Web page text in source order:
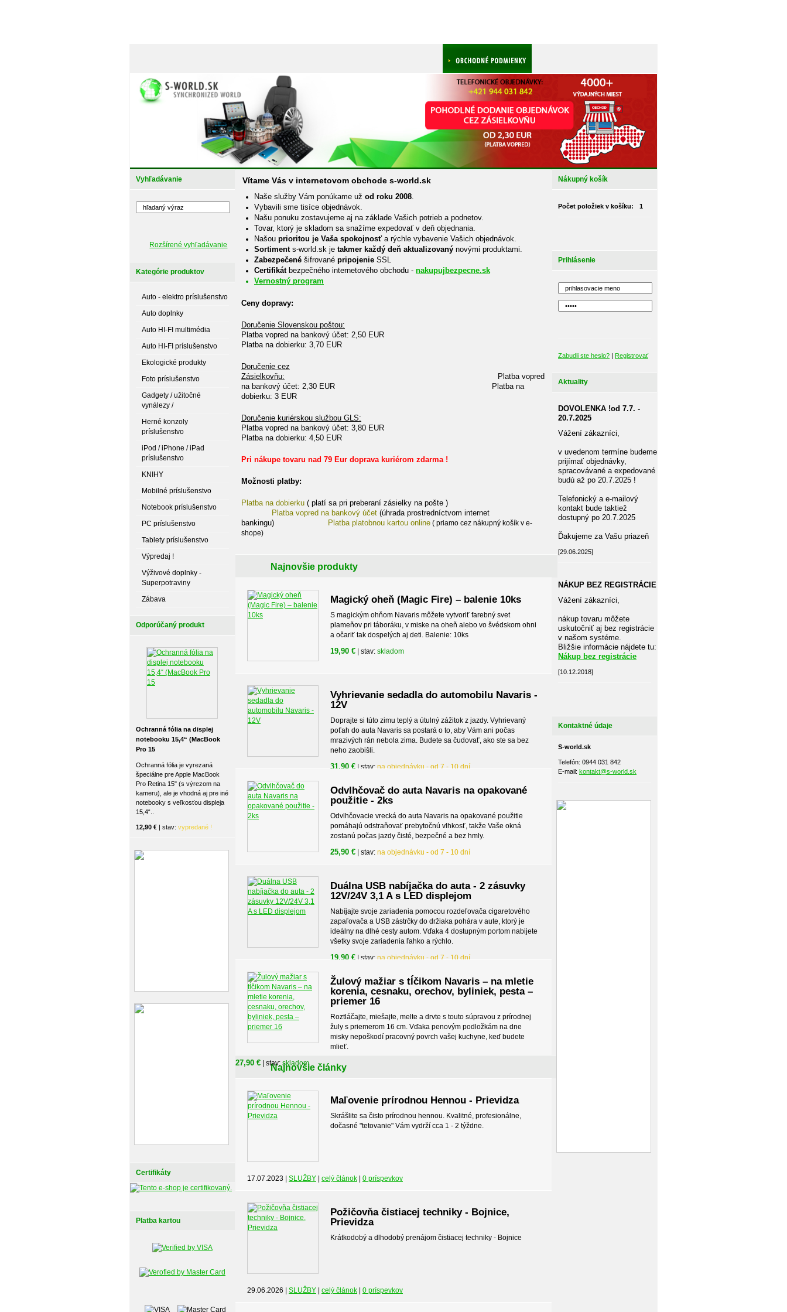
Vyhľadávanie
Rozšírené vyhľadávanie
Kategórie produktov
Auto - elektro príslušenstvo
Auto doplnky
Auto HI-FI multimédia
Auto HI-FI príslušenstvo
Ekologické produkty
Foto príslušenstvo
Gadgety / užitočné
vynálezy /
Herné konzoly
príslušenstvo
iPod / iPhone / iPad
príslušenstvo
KNIHY
Mobilné príslušenstvo
Notebook príslušenstvo
PC príslušenstvo
Tablety príslušenstvo
Výpredaj !
Výživové doplnky -
Superpotraviny
Zábava
Odporúčaný produkt
Ochranná fólia na displej
notebooku 15,4“ (MacBook
Pro 15
Ochranná fólia je vyrezaná
špeciálne pre Apple MacBook
Pro Retina 15" (s výrezom na
kameru), ale je vhodná aj pre iné
notebooky s veľkosťou displeja
15,4“..
12,90 € | stav: vypredané !
Certifikáty
Platba kartou
Vítame Vás v internetovom obchode s-world.sk
Naše služby Vám ponúkame už od roku 2008.
Vybavili sme tisíce objednávok.
Našu ponuku zostavujeme aj na základe Vašich potrieb a podnetov.
Tovar, ktorý je skladom sa snažíme expedovať v deň objednania.
Našou prioritou je Vaša spokojnosťa rýchle vybavenie Vašich objednávok.
Sortiments-world.sk je takmer každý deň aktualizovaný novými produktami.
Zabezpečené šifrované pripojenie SSL
Certifikátbezpečného internetového obchodu - nakupujbezpecne.sk
Vernostný program
Ceny dopravy:
Doručenie Slovenskou poštou:
Platba vopred na bankový účet: 2,50 EUR
Platba na dobierku: 3,70 EUR
Doručenie cez
Zásielkovňu:
Platba vopred
na bankový účet: 2,30 EUR Platba na
dobierku: 3 EUR
Doručenie kuriérskou službou GLS:
Platba vopred na bankový účet: 3,80 EUR
Platba na dobierku: 4,50 EUR
Pri nákupe tovaru nad 79 Eur doprava kuriérom zdarma !
Možnosti platby:
Platba na dobierku ( platí sa pri preberaní zásielky na pošte )
Platba vopred na bankový účet (úhrada prostredníctvom internet
bankingu)
Platba platobnou kartou online ( priamo cez nákupný košík v e-
shope)
Najnovšie produkty
Magický oheň (Magic Fire) – balenie 10ks
S magickým ohňom Navaris môžete vytvoriť farebný svet
plameňov pri táboráku, v miske na oheň alebo vo švédskom ohni
a očariť tak dospelých aj deti. Balenie: 10ks
19,90 € | stav: skladom
Vyhrievanie sedadla do automobilu Navaris -
12V
Doprajte si túto zimu teplý a útulný zážitok z jazdy. Vyhrievaný
poťah do auta Navaris sa postará o to, aby Vám ani počas
mrazivých rán nebola zima. Budete sa čudovať, ako ste sa bez
neho zaobišli.
31,90 € | stav: na objednávku - od 7 - 10 dní
Odvlhčovač do auta Navaris na opakované
použitie - 2ks
Odvlhčovacie vrecká do auta Navaris na opakované použitie
pomáhajú odstraňovať prebytočnú vlhkosť, takže Vaše okná
zostanú počas jazdy čisté, bezpečné a bez hmly.
25,90 € | stav: na objednávku - od 7 - 10 dní
Duálna USB nabíjačka do auta - 2 zásuvky
12V/24V 3,1 A s LED displejom
Nabíjajte svoje zariadenia pomocou rozdeľovača cigaretového
zapaľovača a USB zástrčky do držiaka pohára v aute, ktorý je
ideálny na dlhé cesty autom. Vďaka 4 dostupným portom nabijete
všetky svoje zariadenia ľahko a rýchlo.
19,90 € | stav: na objednávku - od 7 - 10 dní
Žulový mažiar s tĺčikom Navaris – na mletie
korenia, cesnaku, orechov, byliniek, pesta –
priemer 16
Roztláčajte, miešajte, melte a drvte s touto súpravou z prírodnej
žuly s priemerom 16 cm. Vďaka penovým podložkám na dne
misky nepoškodí pracovný povrch vašej kuchyne, keď budete
mlieť.
27,90 € | stav: skladom
Najnovšie články
Maľovenie prírodnou Hennou - Prievidza
Skrášlite sa čisto prírodnou hennou. Kvalitné, profesionálne,
dočasné "tetovanie" Vám vydrží cca 1 - 2 týždne.
17.07.2023 | SLUŽBY celý článok 0 príspevkov
Požičovňa čistiacej techniky - Bojnice,
Prievidza
Krátkodobý a dlhodobý prenájom čistiacej techniky - Bojnice
29.06.2026 | SLUŽBY celý článok 0 príspevkov
Nákupný košík
Počet položiek v košíku: 1
Prihlásenie
Zabudli ste heslo? | Registrovať
Aktuality
DOVOLENKA !od 7.7. -
20.7.2025
Vážení zákazníci,
v uvedenom termíne budeme
prijímať objednávky,
spracovávané a expedované
budú až po 20.7.2025 !
Telefonický a e-mailový
kontakt bude taktiež
dostupný po 20.7.2025
Ďakujeme za Vašu priazeň
[29.06.2025]
NÁKUP BEZ REGISTRÁCIE
Vážení zákazníci,
nákup tovaru môžete
uskutočniť aj bez registrácie
v našom systéme.
Bližšie informácie nájdete tu:
Nákup bez registrácie
[10.12.2018]
Kontaktné údaje
S-world.sk
Telefón: 0944 031 842
E-mail: kontakt@s-world.sk